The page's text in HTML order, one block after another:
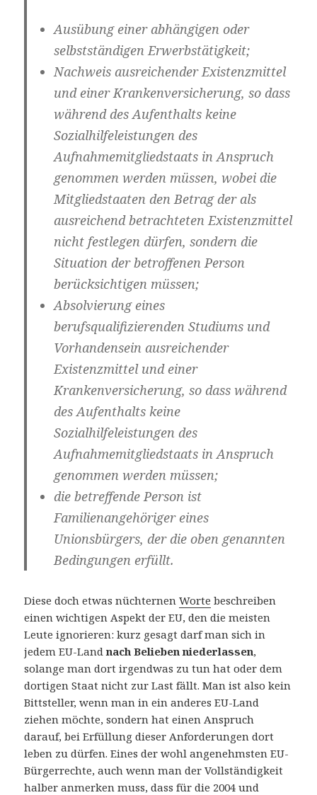
Ausübung einer abhängigen oder
selbstständigen Erwerbstätigkeit;
Nachweis ausreichender Existenzmittel
und einer Krankenversicherung, so dass
während des Aufenthalts keine
Sozialhilfeleistungen des
Aufnahmemitgliedstaats in Anspruch
genommen werden müssen, wobei die
Mitgliedstaaten den Betrag der als
ausreichend betrachteten Existenzmittel
nicht festlegen dürfen, sondern die
Situation der betroffenen Person
berücksichtigen müssen;
Absolvierung eines
berufsqualifizierenden Studiums und
Vorhandensein ausreichender
Existenzmittel und einer
Krankenversicherung, so dass während
des Aufenthalts keine
Sozialhilfeleistungen des
Aufnahmemitgliedstaats in Anspruch
genommen werden müssen;
die betreffende Person ist
Familienangehöriger eines
Unionsbürgers, der die oben genannten
Bedingungen erfüllt.
Diese doch etwas nüchternenWorte beschreiben
einen wichtigen Aspekt der EU, den die meisten
Leute ignorieren: kurz gesagt darf man sich in
jedem EU-Landnach Belieben niederlassen,
solange man dort irgendwas zu tun hat oder dem
dortigen Staat nicht zur Last fällt. Man ist also kein
Bittsteller, wenn man in ein anderes EU-Land
ziehen möchte, sondern hat einen Anspruch
darauf, bei Erfüllung dieser Anforderungen dort
leben zu dürfen. Eines der wohl angenehmsten EU-
Bürgerrechte, auch wenn man der Vollständigkeit
halber anmerken muss, dass für die 2004 und